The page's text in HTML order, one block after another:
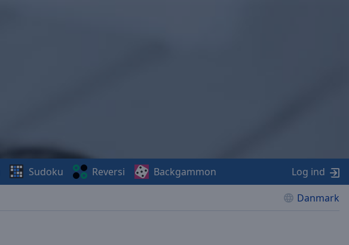
Danmark
Sudoku Reversi Backgammon Log ind